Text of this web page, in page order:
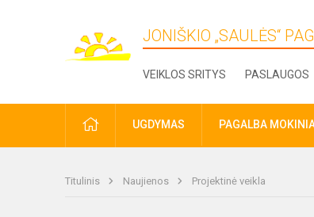
JONIŠKIO „SAULĖS“
VEIKLOS SRITYS PASLAUGOS
PRADŽIAUGDYMAS PAGALBA
Titulinis Naujienos Projektinė veikla